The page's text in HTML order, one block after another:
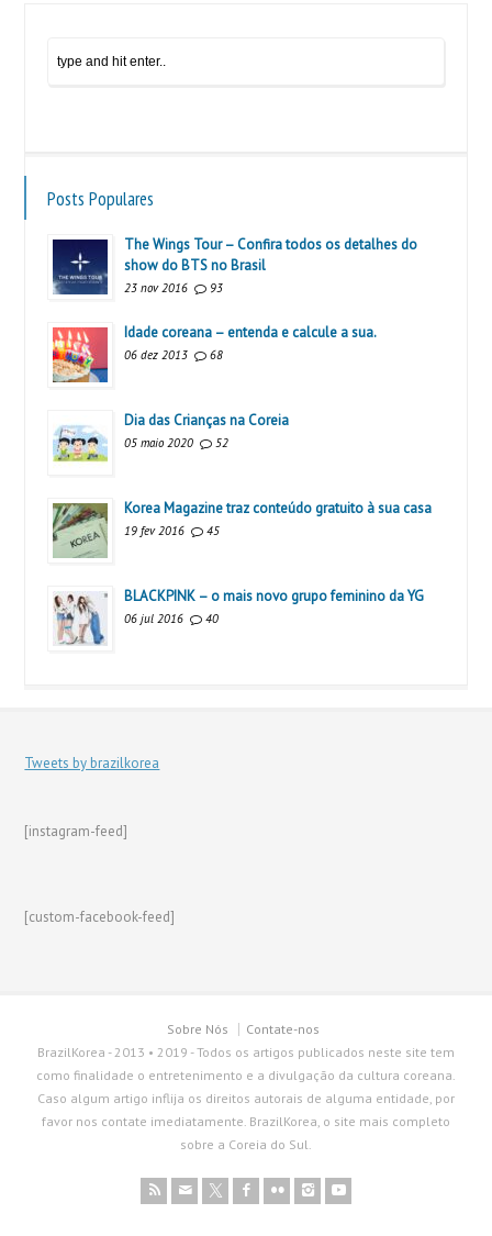
Posts Populares
The Wings Tour – Confira todos os detalhes do
show do BTS no Brasil
23 nov 2016 93
Idade coreana – entenda e calcule a sua.
06 dez 2013 68
Dia das Crianças na Coreia
05 maio 2020 52
Korea Magazine traz conteúdo gratuito à sua casa
19 fev 2016 45
BLACKPINK – o mais novo grupo feminino da YG
06 jul 2016 40
Tweets by brazilkorea
[instagram-feed]
[custom-facebook-feed]
Sobre Nós
Contate-nos
BrazilKorea - 2013 • 2019 - Todos os artigos publicados neste site tem
como finalidade o entretenimento e a divulgação da cultura coreana.
Caso algum artigo inflija os direitos autorais de alguma entidade, por
favor nos contate imediatamente. BrazilKorea, o site mais completo
sobre a Coreia do Sul.